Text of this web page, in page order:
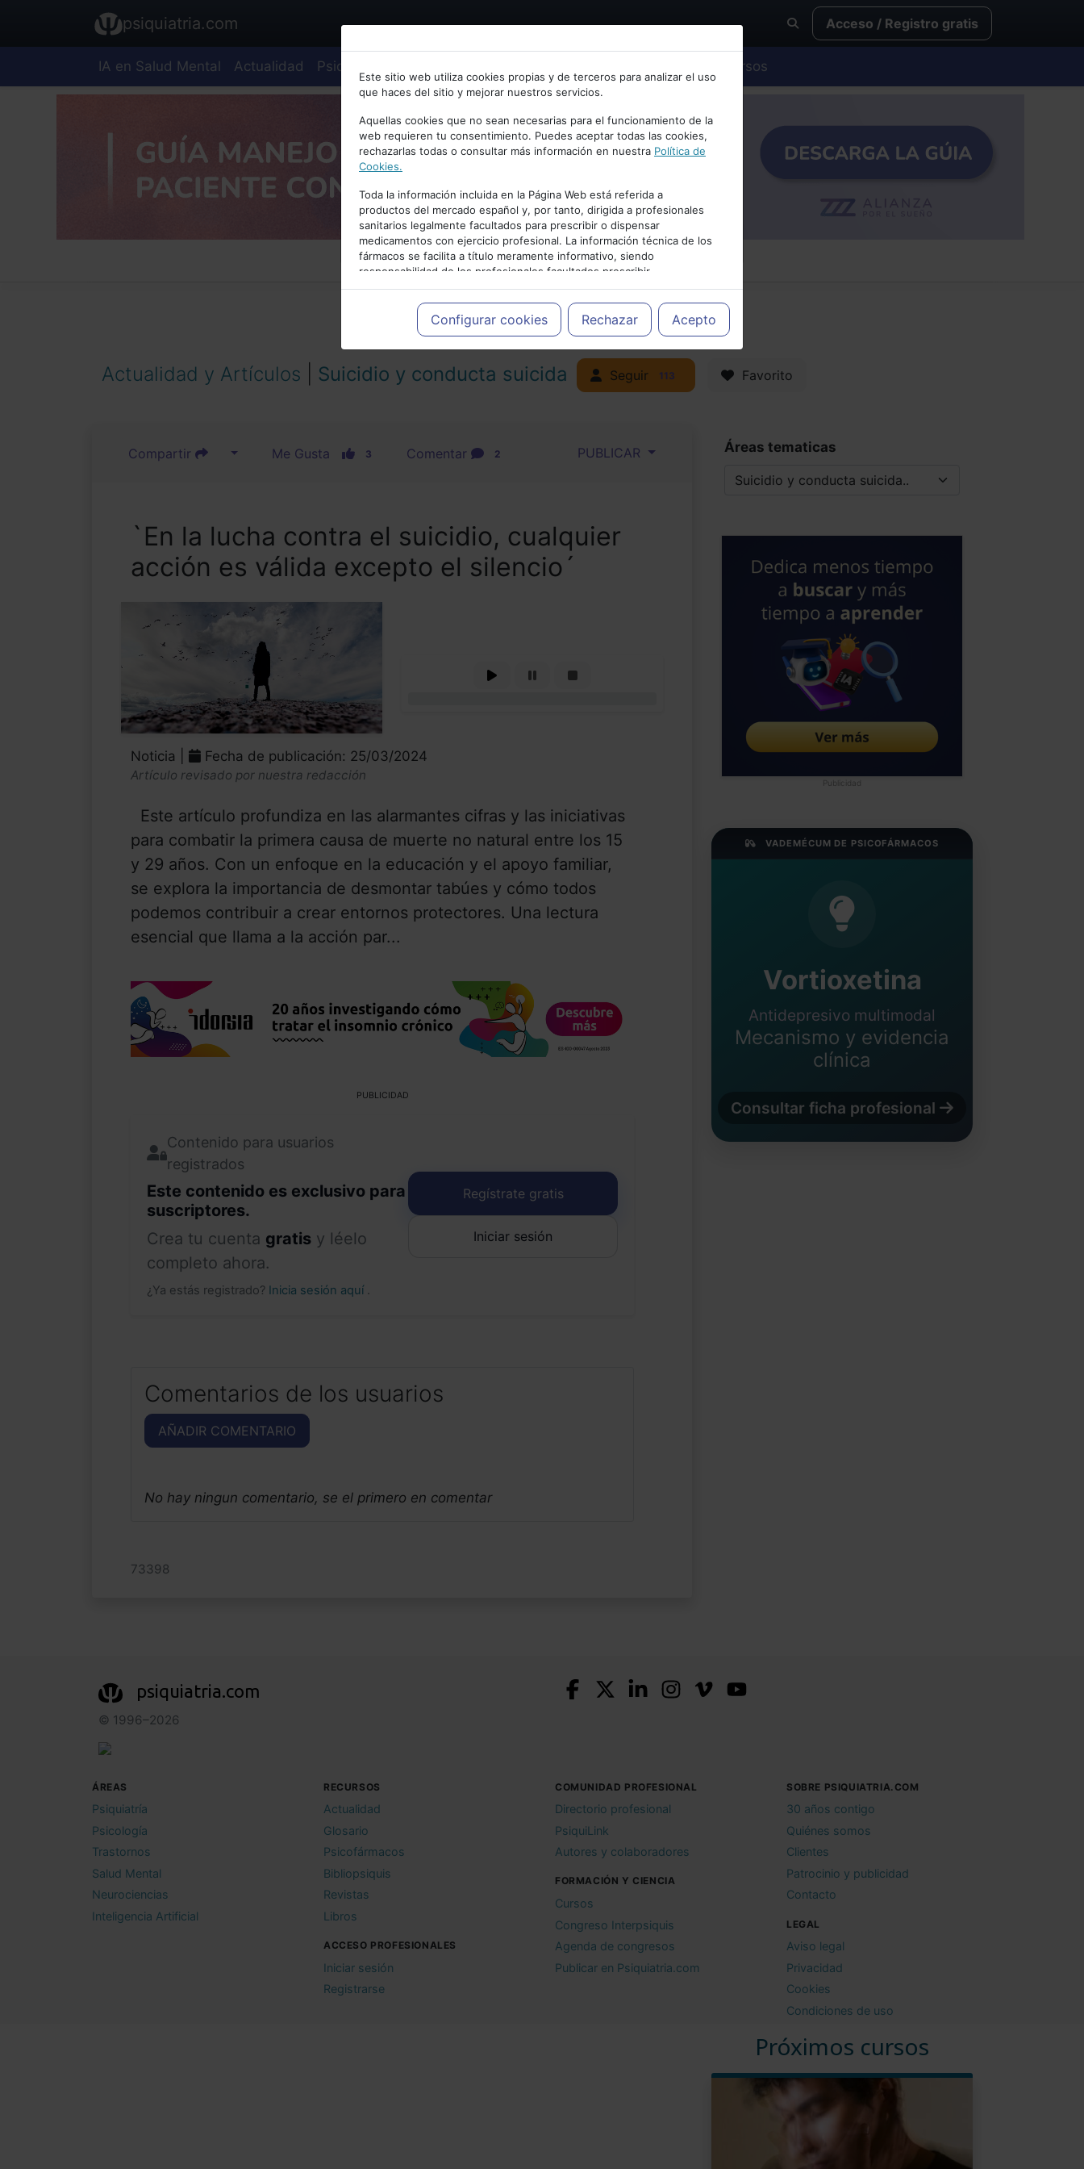
Bienvenid@ a psiquiatria.com
Escribe tu Email
Accede o regístrate con tu email.
Cancelar
psiquiatria.com Acceso / Registro gratis
IA en Salud Mental Actualidad Psiquiatría Cursos
Este sitio web utiliza cookies propias y de terceros para analizar el uso
que haces del sitio y mejorar nuestros servicios.
Aquellas cookies que no sean necesarias para el funcionamiento de la
web requieren tu consentimiento. Puedes aceptar todas las cookies,
rechazarlas todas o consultar más información en nuestra Política de
Cookies.
Toda la información incluida en la Página Web está referida a
productos del mercado español y, por tanto, dirigida a profesionales
sanitarios legalmente facultados para prescribir o dispensar
medicamentos con ejercicio profesional. La información técnica de los
fármacos se facilita a título meramente informativo, siendo
responsabilidad de los profesionales facultados prescribir
medicamentos y decidir, en cada caso concreto, el tratamiento más
adecuado a las necesidades del paciente.
Configurar cookies Rechazar Acepto
PUBLICIDAD
Actualidad y Artículos Suicidio y conducta suicida Seguir 113 Favorito
Compartir Me Gusta 3 Comentar 2 PUBLICAR
`En la lucha contra el suicidio, cualquier
acción es válida excepto el silencio´
Noticia | Fecha de publicación: 25/03/2024
Artículo revisado por nuestra redacción
Este artículo profundiza en las alarmantes cifras y las iniciativas
para combatir la primera causa de muerte no natural entre los 15
y 29 años. Con un enfoque en la educación y el apoyo familiar,
se explora la importancia de desmontar tabúes y cómo todos
podemos contribuir a crear entornos protectores. Una lectura
esencial que llama a la acción par...
PUBLICIDAD
Contenido para usuarios
registrados
Este contenido es exclusivo para
suscriptores.
Crea tu cuenta gratis y léelo
completo ahora.
¿Ya estás registrado? Inicia sesión aquí
Regístrate gratis
Iniciar sesión
Comentarios de los usuarios
AÑADIR COMENTARIO
No hay ningun comentario, se el primero en comentar
73398
Áreas tematicas
Publicidad
VADEMÉCUM DE PSICOFÁRMACOS
Vortioxetina
Antidepresivo multimodal
Mecanismo y evidencia
clínica
Consultar ficha profesional
Próximos cursos
psiquiatria.com
© 1996–2026
ÁREAS
Psiquiatría
Psicología
Trastornos
Salud Mental
Neurociencias
Inteligencia Artificial
RECURSOS
Actualidad
Glosario
Psicofármacos
Bibliopsiquis
Revistas
Libros
ACCESO PROFESIONALES
Iniciar sesión
Registrarse
COMUNIDAD PROFESIONAL
Directorio profesional
PsiquiLink
Autores y colaboradores
FORMACIÓN Y CIENCIA
Cursos
Congreso Interpsiquis
Agenda de congresos
Publicar en Psiquiatria.com
SOBRE PSIQUIATRIA.COM
30 años contigo
Quiénes somos
Clientes
Patrocinio y publicidad
Contacto
LEGAL
Aviso legal
Privacidad
Cookies
Condiciones de uso